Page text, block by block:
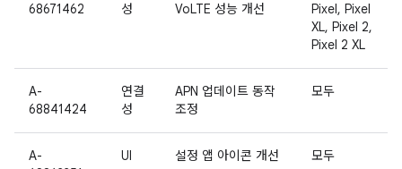
68671462
성
VoLTE 성능 개선
Pixel, Pixel
XL, Pixel 2,
Pixel 2 XL
A-
68841424
연결
성
APN 업데이트 동작
조정
모두
A-
UI 설정 앱 아이콘 개선 모두